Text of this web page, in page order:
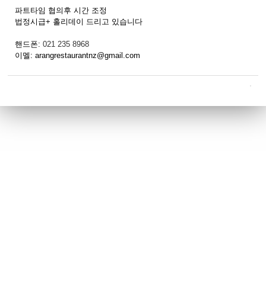
파트타임 협의후 시간 조정
법정시급+ 홀리데이 드리고 있습니다
핸드폰:021 235 8968
이멜: arangrestaurantnz@gmail.com